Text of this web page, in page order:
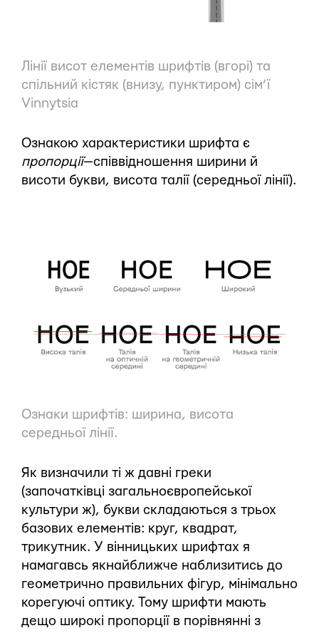
Лінії висот елементів шрифтів (вгорі) та
спільний кістяк (внизу, пунктиром) сім’ї
Vinnytsia
Ознакою характеристики шрифта є
пропорції— співвідношення ширини й
висоти букви, висота талії (середньої лінії).
Ознаки шрифтів: ширина, висота
середньої лінії.
Як визначили ті ж давні греки
(започатківці загальноєвропейської
культури ж), букви складаються з трьох
базових елементів: круг, квадрат,
трикутник. У вінницьких шрифтах я
намагавсь якнайближче наблизитись до
геометрично правильних фігур, мінімально
корегуючі оптику. Тому шрифти мають
дещо широкі пропорції в порівнянні з